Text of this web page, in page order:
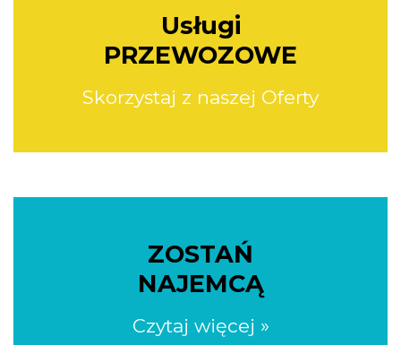
Usługi
PRZEWOZOWE
Skorzystaj z naszej Oferty
ZOSTAŃ
NAJEMCĄ
Czytaj więcej »